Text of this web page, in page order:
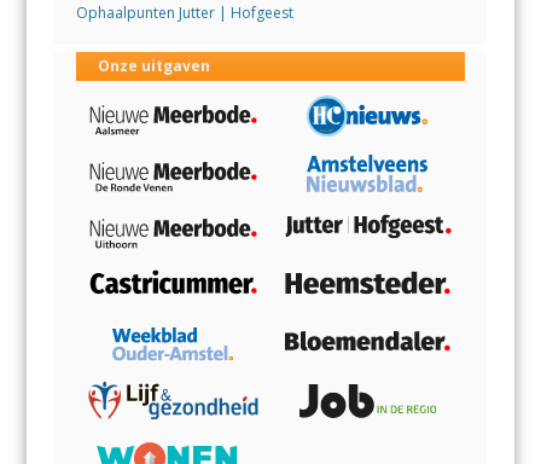
Ophaalpunten Jutter | Hofgeest
Onze uitgaven